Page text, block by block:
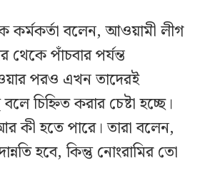
কর্মকর্তা বলেন, আওয়ামী লীগ
পাঁচবার পর্যন্ত
পরও এখন তাদেরই
চিহ্নিত করার চেষ্টা হচ্ছে।
কী হতে পারে। তারা বলেন,
হবে, কিন্তু নোংরামির তো